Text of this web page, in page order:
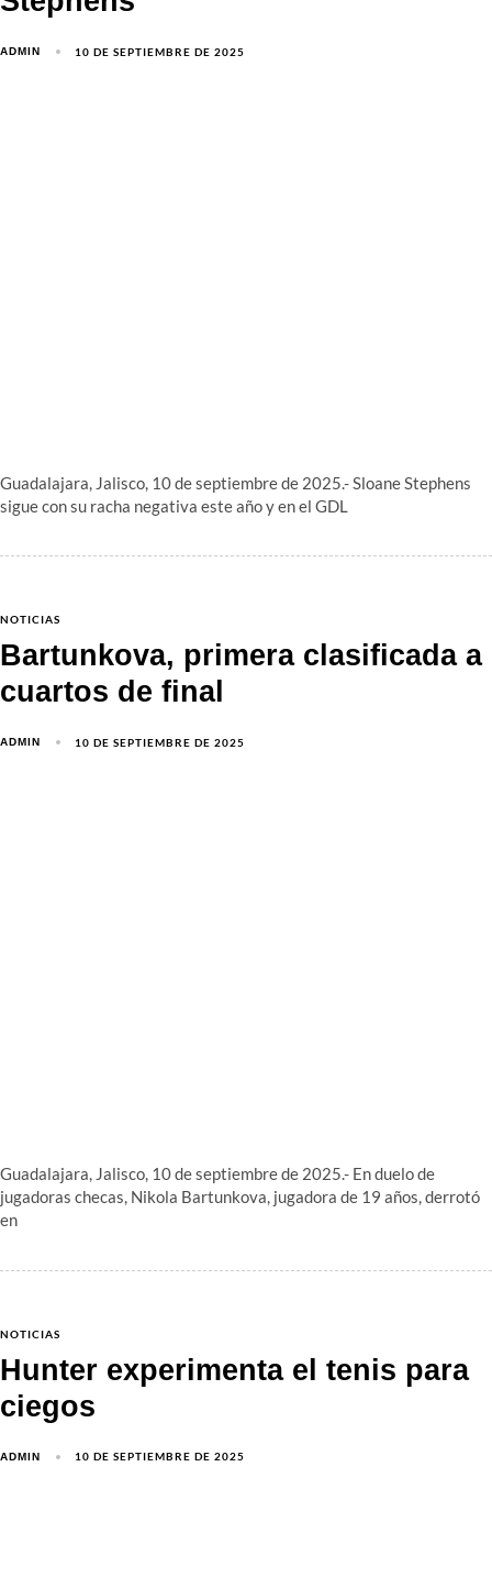
ADMIN 10 DE SEPTIEMBRE DE 2025
Guadalajara, Jalisco, 10 de septiembre de 2025.- Sloane Stephens
sigue con su racha negativa este año y en el GDL
NOTICIAS
Bartunkova, primera clasificada a
cuartos de final
ADMIN 10 DE SEPTIEMBRE DE 2025
Guadalajara, Jalisco, 10 de septiembre de 2025.- En duelo de
jugadoras checas, Nikola Bartunkova, jugadora de 19 años, derrotó
en
NOTICIAS
Hunter experimenta el tenis para
ciegos
ADMIN 10 DE SEPTIEMBRE DE 2025